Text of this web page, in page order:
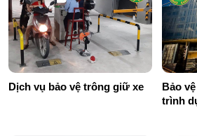
Dịch vụ bảo vệ trông giữ xe
Bảo
trình